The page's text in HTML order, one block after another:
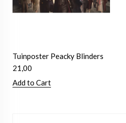
Tuinposter Peacky Blinders
21,00
Add to Cart